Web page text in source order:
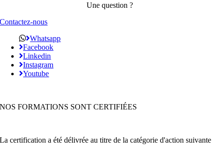
Une question ?
Contactez-nous
Whatsapp
Facebook
Linkedin
Instagram
Youtube
NOS FORMATIONS SONT CERTIFIÉES
La certification a été délivrée au titre de la catégorie d'action suivante